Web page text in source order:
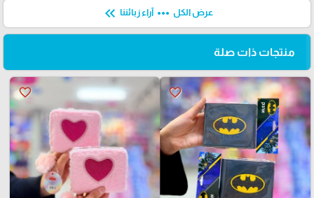
عرض الكل more_horiz آراء زبائننا keyboard_double_arrow_left
منتجات ذات صلة
favorite_border
favorite_border